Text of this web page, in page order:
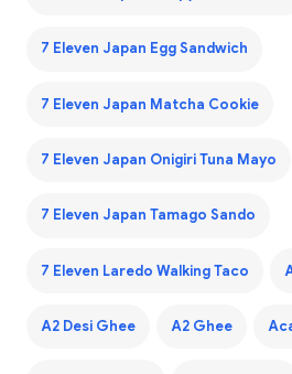
7 Eleven Japan Egg Sandwich
7 Eleven Japan Matcha Cookie
7 Eleven Japan Onigiri Tuna Mayo
7 Eleven Japan Tamago Sando
7 Eleven Laredo Walking Taco
A2 Desi Ghee A2 Ghee